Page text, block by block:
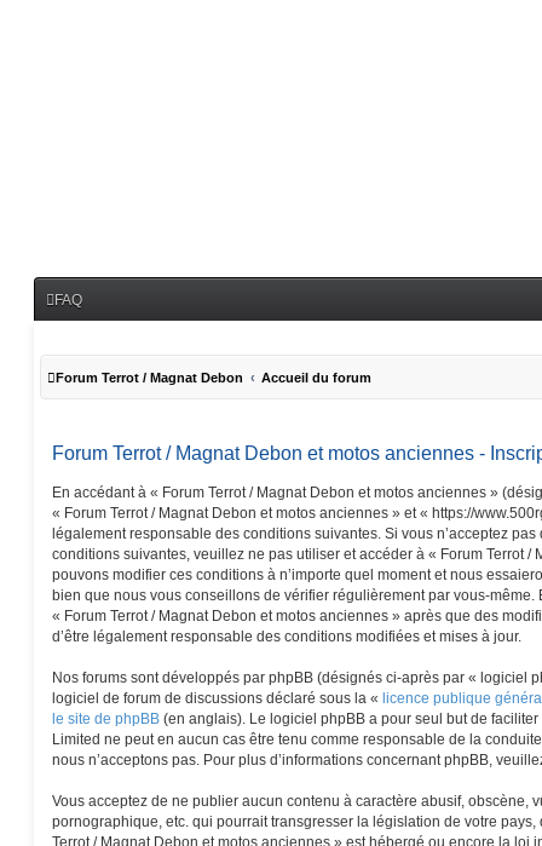
FAQ
Forum Terrot / Magnat Debon Accueil du forum
Forum Terrot / Magnat Debon et motos anciennes -
En accédant à « Forum Terrot / Magnat Debon et motos anciennes »
« Forum Terrot / Magnat Debon et motos anciennes » et « https://
légalement responsable des conditions suivantes. Si vous n’acceptez
conditions suivantes, veuillez ne pas utiliser et accéder à « Forum Terrot /
pouvons modifier ces conditions à n’importe quel moment et nous
bien que nous vous conseillons de vérifier régulièrement par vous-même.
« Forum Terrot / Magnat Debon et motos anciennes » après que des
d’être légalement responsable des conditions modifiées et mises à jour.
Nos forums sont développés par phpBB (désignés ci-après par « logiciel
logiciel de forum de discussions déclaré sous la « licence publique
le site de phpBB (en anglais). Le logiciel phpBB a pour seul but de
Limited ne peut en aucun cas être tenu comme responsable de la
nous n’acceptons pas. Pour plus d’informations concernant phpBB,
Vous acceptez de ne publier aucun contenu à caractère abusif, obscène,
pornographique, etc. qui pourrait transgresser la législation de votre
Terrot / Magnat Debon et motos anciennes » est hébergé ou encore la loi